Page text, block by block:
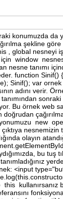
konumuzda
şekline göre
, global nesneyi
için window
nesne tanımı
function Sinif() {
Sinif(); var ornek
adını verir.
Bu örnek web
new
nesnemizin
olayın
bu tuş
<input
this